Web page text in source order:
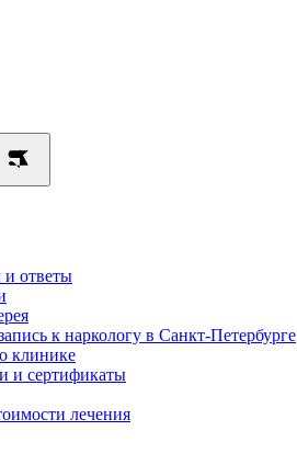
ответы
к наркологу в Санкт-Петербурге
клинике
и сертификаты
лечения